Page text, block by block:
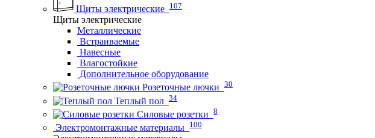
Щиты электрические 107
Щиты электрические
Металлические
Встраиваемые
Навесные
Влагостойкие
Дополнительное оборудование
Розеточные лючки 30
Теплый пол 34
Силовые розетки 8
Электромонтажные материалы 100